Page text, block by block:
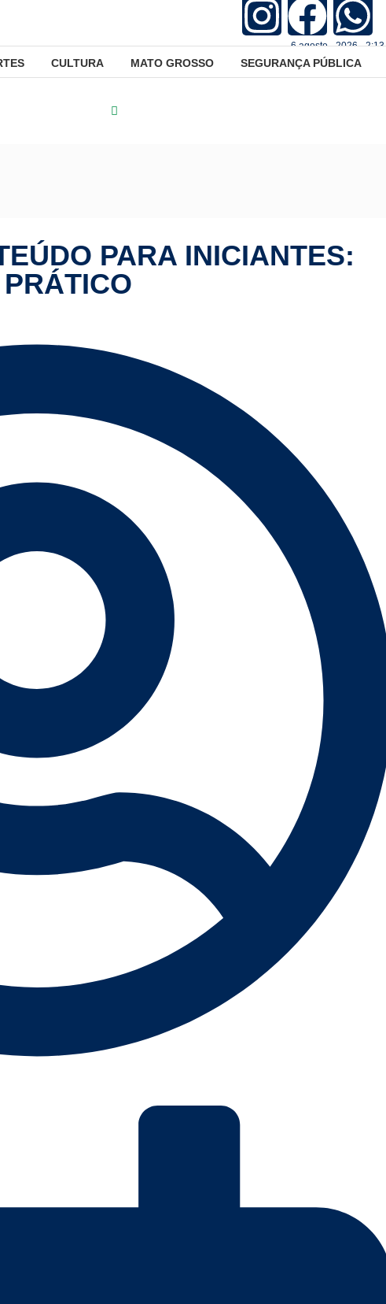
6.agosto - 2026 - 2:13
CULTURA MATO GROSSO SEGURANÇA PÚBLICA
PARA INICIANTES: